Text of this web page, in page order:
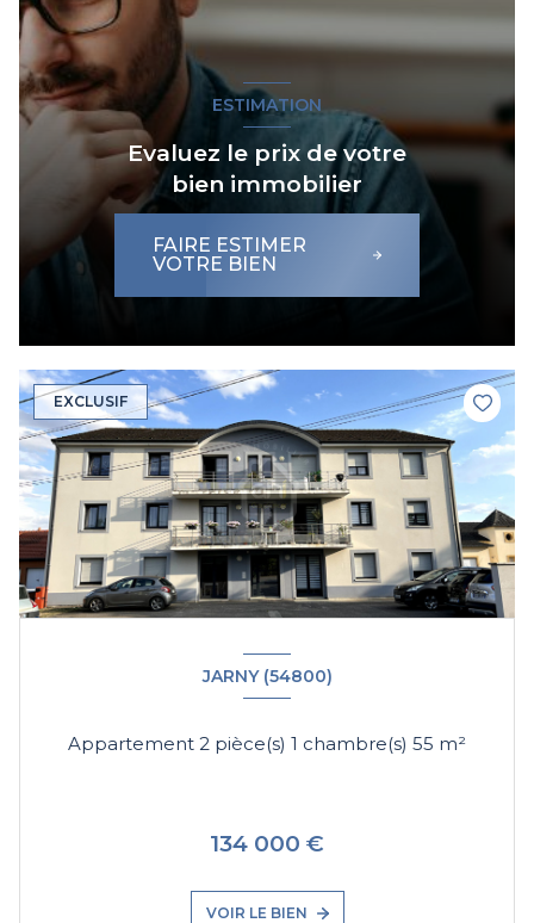
ESTIMATION
Evaluez le prix de votre
bien immobilier
FAIRE ESTIMER
VOTRE BIEN
EXCLUSIF
JARNY (54800)
Appartement 2 pièce(s) 1 chambre(s) 55 m²
134 000 €
VOIR LE BIEN